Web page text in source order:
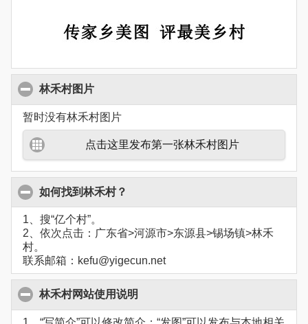
林禾村图片
暂时没有林禾村图片
点击这里发布第一张林禾村图片
如何找到林禾村？
1、搜“亿个村”。
2、依次点击：广东省>河源市>东源县>锡场镇>林禾
村。
联系邮箱：kefu@yigecun.net
林禾村网站使用说明